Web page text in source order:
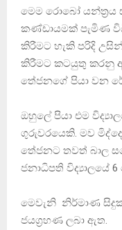
මෙම රොබෝ යන්ත්‍රය
කණ්ඩායමක් පැමිණ
කිරීමට හැකි පරිදි
කිරීමට කටයුතු කරනු
තේජනගේ පියා වන
ඔහුලේ පියා එම
ගුරුවරයෙකි. මව
තේජනට තවත් බාල
ජනාධිපති විද්‍යාලයේ
මෙවැනි නිර්මාණ
ජයග්‍රහණ ලබා ඇත.